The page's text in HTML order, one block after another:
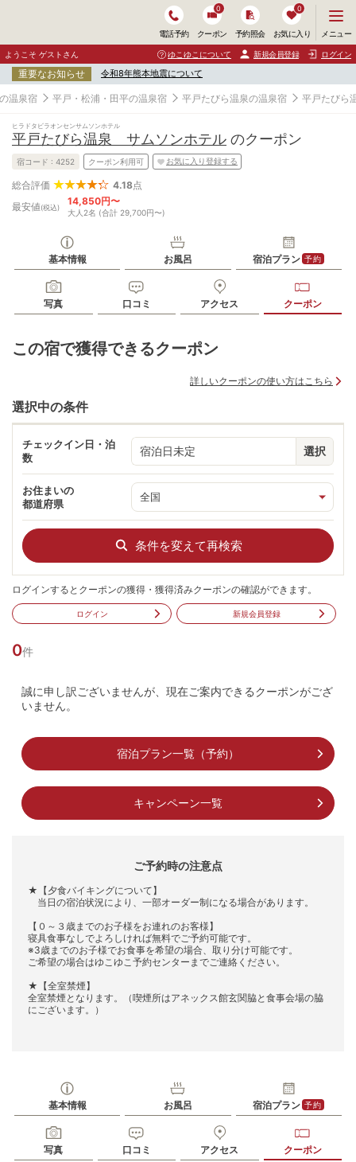
電話予約 クーポン
0
予約照会 お気に入り
0
ニ
ュ
ー
開
く
メニュー
ようこそ ゲストさん ゆこゆこについて 新規会員登録 ログイン
重要なお知らせ 令和8年熊本地震について
温泉宿 平戸・松浦・田平の温泉宿 平戸たびら温泉の温泉宿 平戸たびら
ヒラドタビラオンセンサムソンホテル
平戸たびら温泉 サムソンホテル のクーポン
宿コード : 4252 クーポン利用可 お気に入り登録する
総合評価 4.18点
最安値(税込)
14,850円〜
大人2名 (合計 29,700円〜)
基本情報 お風呂 宿泊プラン 予約
写真 口コミ アクセス クーポン
この宿で獲得できるクーポン
詳しいクーポンの使い方はこちら
選択中の条件
チェックイン日・泊
数
宿泊日未定 選択
お住まいの
都道府県
条件を変えて再検索
ログインするとクーポンの獲得・獲得済みクーポンの確認ができます。
ログイン 新規会員登録
0件
誠に申し訳ございませんが、現在ご案内できるクーポンがござ
いません。
宿泊プラン一覧（予約）
キャンペーン一覧
ご予約時の注意点
★【夕食バイキングについて】
当日の宿泊状況により、一部オーダー制になる場合があります。
【０～３歳までのお子様をお連れのお客様】
寝具食事なしでよろしければ無料でご予約可能です。
※3歳までのお子様でお食事を希望の場合、取り分け可能です。
ご希望の場合はゆこゆこ予約センターまでご連絡ください。
★【全室禁煙】
全室禁煙となります。（喫煙所はアネックス館玄関脇と食事会場の脇
にございます。）
基本情報 お風呂 宿泊プラン 予約
写真 口コミ アクセス クーポン